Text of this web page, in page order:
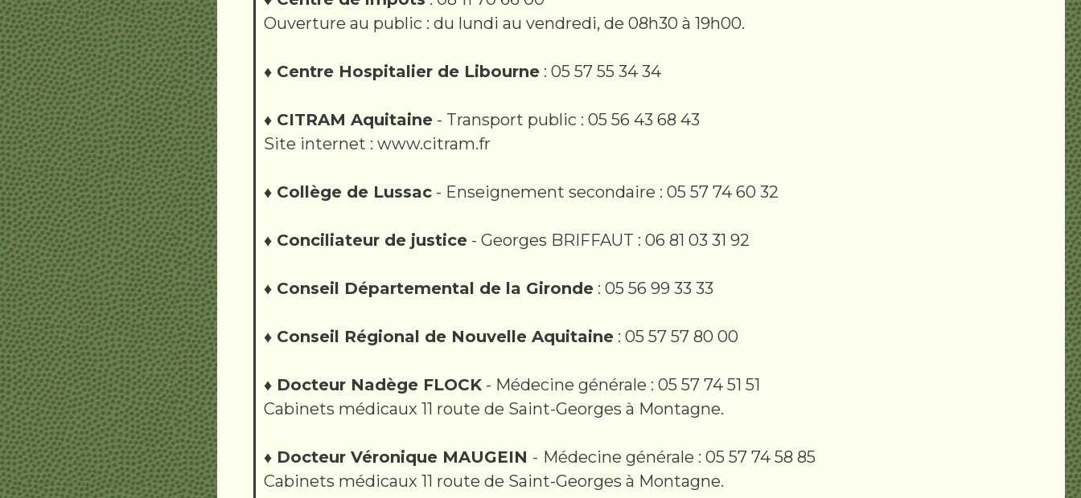
Ouverture au public : du lundi au vendredi, de 08h30 à 19h00.
♦ Centre Hospitalier de Libourne : 05 57 55 34 34
♦ CITRAM Aquitaine - Transport public : 05 56 43 68 43
Site internet : www.citram.fr
♦ Collège de Lussac - Enseignement secondaire : 05 57 74 60 32
♦ Conciliateur de justice - Georges BRIFFAUT : 06 81 03 31 92
♦ Conseil Départemental de la Gironde : 05 56 99 33 33
♦ Conseil Régional de Nouvelle Aquitaine : 05 57 57 80 00
♦ Docteur Nadège FLOCK - Médecine générale : 05 57 74 51 51
Cabinets médicaux 11 route de Saint-Georges à Montagne.
♦ Docteur Véronique MAUGEIN - Médecine générale : 05 57 74 58 85
Cabinets médicaux 11 route de Saint-Georges à Montagne.